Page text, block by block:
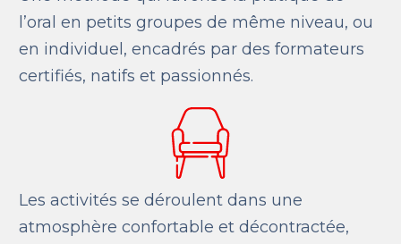
l’oral en petits groupes de même niveau, ou
en individuel, encadrés par des formateurs
certifiés, natifs et passionnés.
Les activités se déroulent dans une
atmosphère confortable et décontractée,